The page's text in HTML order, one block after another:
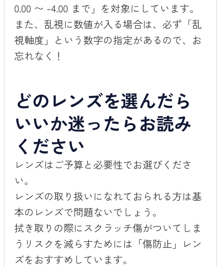
0.00 〜 -4.00 まで」を対象にしています。
また、乱視に数値が入る場合は、必ず「乱
視軸度」という数字の指定があるので、お
忘れなく！
どのレンズを選んだら
いいか迷ったらお読み
ください
レンズはご予算と必要性でお選びくださ
い。
レンズの取り扱いになれておられる方は基
本のレンズで問題ないでしょう。
拭き取りの際にスクラッチ傷がついてしま
うリスクを減らすためには「傷防止」レン
ズをおすすめしています。